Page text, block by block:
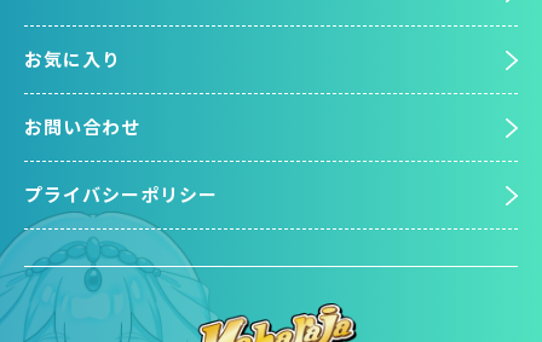
お気に入り
お問い合わせ
プライバシーポリシー